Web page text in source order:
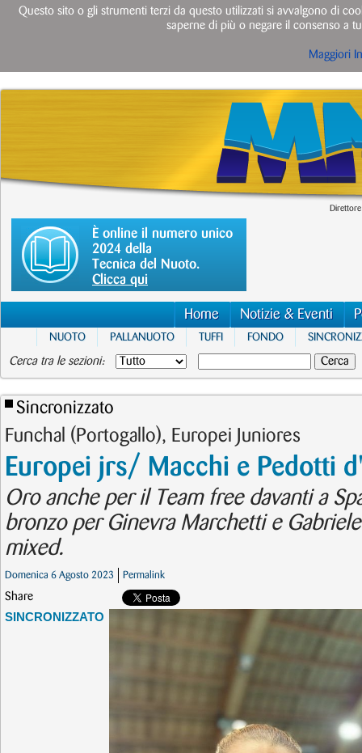
È online il numero unico
2024 della
Tecnica del Nuoto.
Clicca qui
Home Notizie & Eventi
NUOTO PALLANUOTO TUFFI FONDO
Cerca tra le sezioni:
Sincronizzato
Funchal (Portogallo), Europei Juniores
Europei jrs/ Macchi e Pedotti
Oro anche per il Team free davanti a
bronzo per Ginevra Marchetti e
mixed.
Domenica 6 Agosto 2023 Permalink
Share
SINCRONIZZATO
Questo sito o gli strumenti terzi da questo utilizzati si avvalgono di
saperne di più o negare il consenso a
Maggiori